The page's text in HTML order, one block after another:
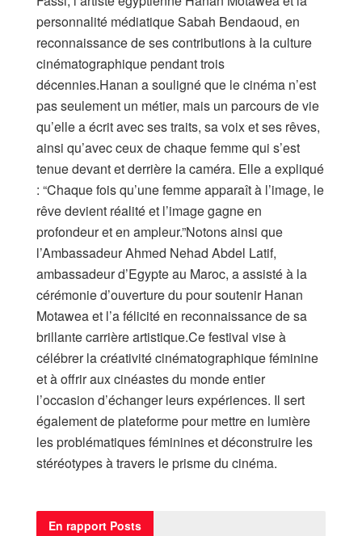
personnalité médiatique Sabah Bendaoud, en
reconnaissance de ses contributions à la culture
cinématographique pendant trois
décennies.Hanan a souligné que le cinéma n’est
pas seulement un métier, mais un parcours de vie
qu’elle a écrit avec ses traits, sa voix et ses rêves,
ainsi qu’avec ceux de chaque femme qui s’est
tenue devant et derrière la caméra. Elle a expliqué
: “Chaque fois qu’une femme apparaît à l’image, le
rêve devient réalité et l’image gagne en
profondeur et en ampleur.”Notons ainsi que
l’Ambassadeur Ahmed Nehad Abdel Latif,
ambassadeur d’Egypte au Maroc, a assisté à la
cérémonie d’ouverture du pour soutenir Hanan
Motawea et l’a félicité en reconnaissance de sa
brillante carrière artistique.Ce festival vise à
célébrer la créativité cinématographique féminine
et à offrir aux cinéastes du monde entier
l’occasion d’échanger leurs expériences. Il sert
également de plateforme pour mettre en lumière
les problématiques féminines et déconstruire les
stéréotypes à travers le prisme du cinéma.
En rapport Posts